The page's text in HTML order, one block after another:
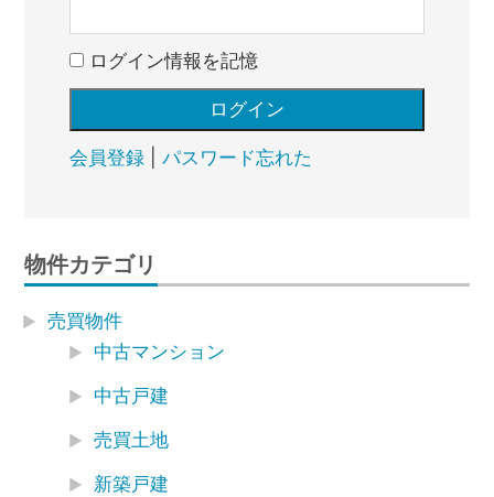
ログイン情報を記憶
会員登録| パスワード忘れた
物件カテゴリ
売買物件
中古マンション
中古戸建
売買土地
新築戸建